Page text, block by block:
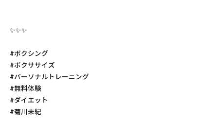
✨️✨️✨️
#ボクシング
#ボクササイズ
#パーソナルトレーニング
#無料体験
#ダイエット
#菊川未紀